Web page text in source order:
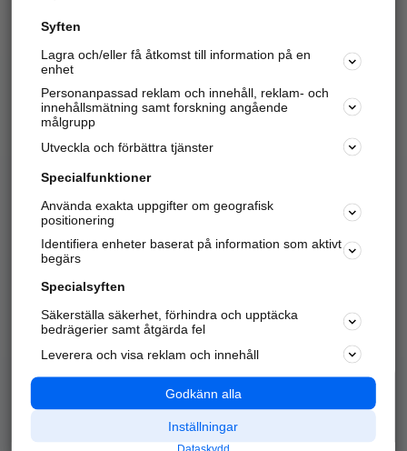
Hitta.se - Gratis nummerupplysning.
Sök företag, personer och platser.
Hitta telefonnummer, adresser, företagsinfo mm.
Marknadsför företaget
Kom igång och annonsera mot
samarbetspartners nära dig.
Alla kategorier
Populära sökningar
API & Kartor
Annonsera
Integritet
Nödnummer
Syften
Lagra och/eller få åtkomst till information på en
enhet
Personanpassad reklam och innehåll, reklam- och
innehållsmätning samt forskning angående
målgrupp
Utveckla och förbättra tjänster
Specialfunktioner
Använda exakta uppgifter om geografisk
positionering
Identifiera enheter baserat på information som aktivt
begärs
Specialsyften
Säkerställa säkerhet, förhindra och upptäcka
bedrägerier samt åtgärda fel
Leverera och visa reklam och innehåll
Godkänn alla
Inställningar
Dataskydd